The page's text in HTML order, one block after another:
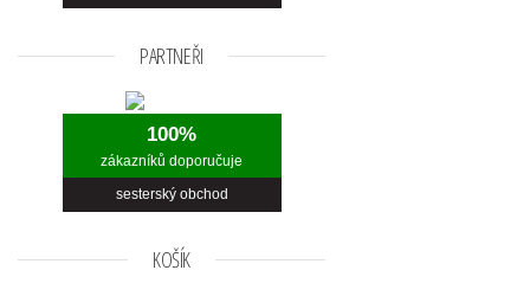
PARTNEŘI
100%
zákazníků doporučuje
sesterský obchod
KOŠÍK